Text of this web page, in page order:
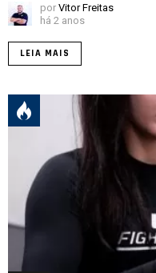
por Vitor Freitas
há 2 anos
LEIA MAIS